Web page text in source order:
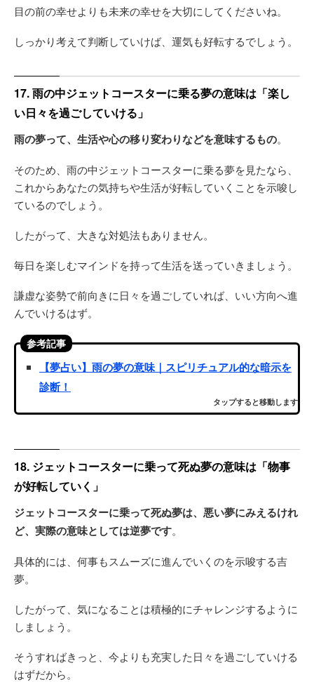
目の前の幸せよりも未来の幸せを大切にしてくださいね。
しっかり考えて判断していけば、運気も好転するでしょう。
17. 雨の中ジェットコースターに乗る夢の意味は「楽し
い日々を過ごしていける」
雨の夢って、生活や心の移り変わりなどを意味するもの。
そのため、雨の中ジェットコースターに乗る夢を見たなら、
これからあなたの気持ちや生活が好転していくことを示唆し
ているのでしょう。
したがって、大きな対処法もありません。
毎日を楽しむマインドを持って生活を送っていきましょう。
謙虚な姿勢で前向きに日々を過ごしていれば、いい方向へ進
んでいけるはず。
参考記事
【夢占い】雨の夢の意味｜スピリチュアル的な暗示を
診断！
タップすると移動します
18. ジェットコースターに乗って死ぬ夢の意味は「物事
が好転していく」
ジェットコースターに乗って死ぬ夢は、悪い夢にみえるけれ
ど、実際の意味としては逆夢です。
具体的には、何事もスムーズに進んでいくのを示唆する吉
夢。
したがって、気になることは積極的にチャレンジするように
しましょう。
そうすればきっと、今よりも充実した日々を過ごしていける
はずだから。